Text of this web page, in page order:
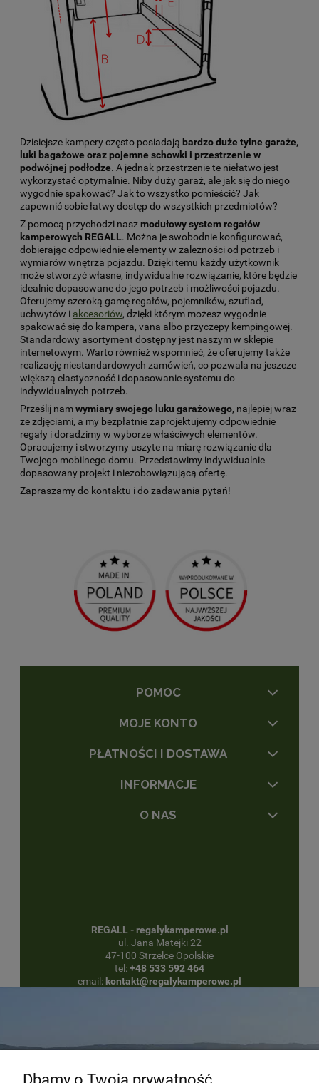
Dzisiejsze kampery często posiadają bardzo duże tylne garaże,
luki bagażowe oraz pojemne schowki i przestrzenie w
podwójnej podłodze. A jednak przestrzenie te niełatwo jest
wykorzystać optymalnie. Niby duży garaż, ale jak się do niego
wygodnie spakować? Jak to wszystko pomieścić? Jak
zapewnić sobie łatwy dostęp do wszystkich przedmiotów?
Z pomocą przychodzi naszmodułowy system regałów
kamperowych REGALL. Można je swobodnie konfigurować,
dobierając odpowiednie elementy w zależności od potrzeb i
wymiarów wnętrza pojazdu. Dzięki temu każdy użytkownik
może stworzyć własne, indywidualne rozwiązanie, które będzie
idealnie dopasowane do jego potrzeb i możliwości pojazdu.
Oferujemy szeroką gamę regałów, pojemników, szuflad,
uchwytów i akcesoriów, dzięki którym możesz wygodnie
spakować się do kampera, vana albo przyczepy kempingowej.
Standardowy asortyment dostępny jest naszym w sklepie
internetowym. Warto również wspomnieć, że oferujemy także
realizację niestandardowych zamówień, co pozwala na jeszcze
większą elastyczność i dopasowanie systemu do
indywidualnych potrzeb.
Prześlij namwymiary swojego luku garażowego, najlepiej wraz
ze zdjęciami, a my bezpłatnie zaprojektujemy odpowiednie
regały i doradzimy w wyborze właściwych elementów.
Opracujemy i stworzymy uszyte na miarę rozwiązanie dla
Twojego mobilnego domu. Przedstawimy indywidualnie
dopasowany projekt i niezobowiązującą ofertę.
Zapraszamy do kontaktu i do zadawania pytań!
POMOC
MOJE KONTO
PŁATNOŚCI I DOSTAWA
INFORMACJE
O NAS
REGALL - regalykamperowe.pl
ul. Jana Matejki 22
47-100 Strzelce Opolskie
tel:+48 533 592 464
email: kontakt@regalykamperowe.pl